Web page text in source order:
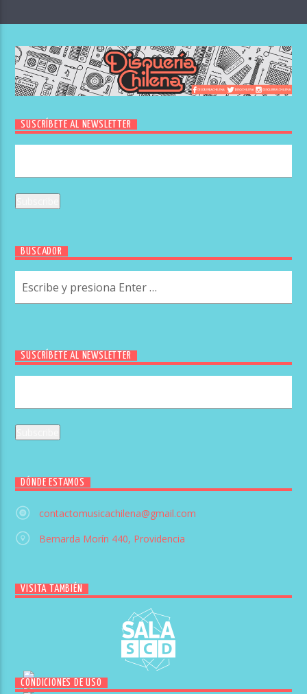
SUSCRÍBETE AL NEWSLETTER
BUSCADOR
SUSCRÍBETE AL NEWSLETTER
DÓNDE ESTAMOS
contactomusicachilena@gmail.com
Bernarda Morín 440, Providencia
VISITA TAMBIÉN
CONDICIONES DE USO